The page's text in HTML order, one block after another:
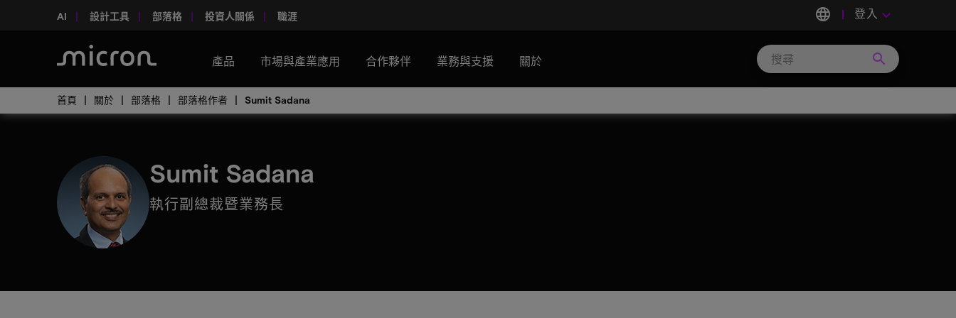
AI 設計工具 部落格 投資人關係 職涯 language 登入 keyboard_arrow_down
產品 市場與產業應用 合作夥伴 業務與支援 關於 search
首頁 關於 部落格 部落格作者 Sumit Sadana
Sumit Sadana
執行副總裁暨業務長